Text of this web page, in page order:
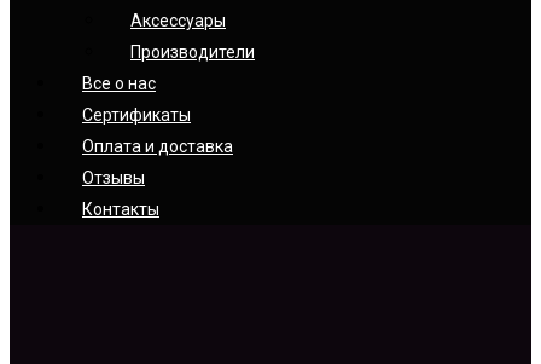
Аксессуары
Производители
Все о нас
Сертификаты
Оплата и доставка
Отзывы
Контакты